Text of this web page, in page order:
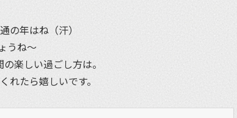
の年はね（汗）
うね〜
楽しい過ごし方は。
れたら嬉しいです。